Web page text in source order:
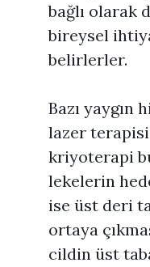
bağlı olarak
bireysel
belirlerler.
Bazı
lazer
kriyoterapi
lekelerin
ise üst deri
ortaya
cildin üst